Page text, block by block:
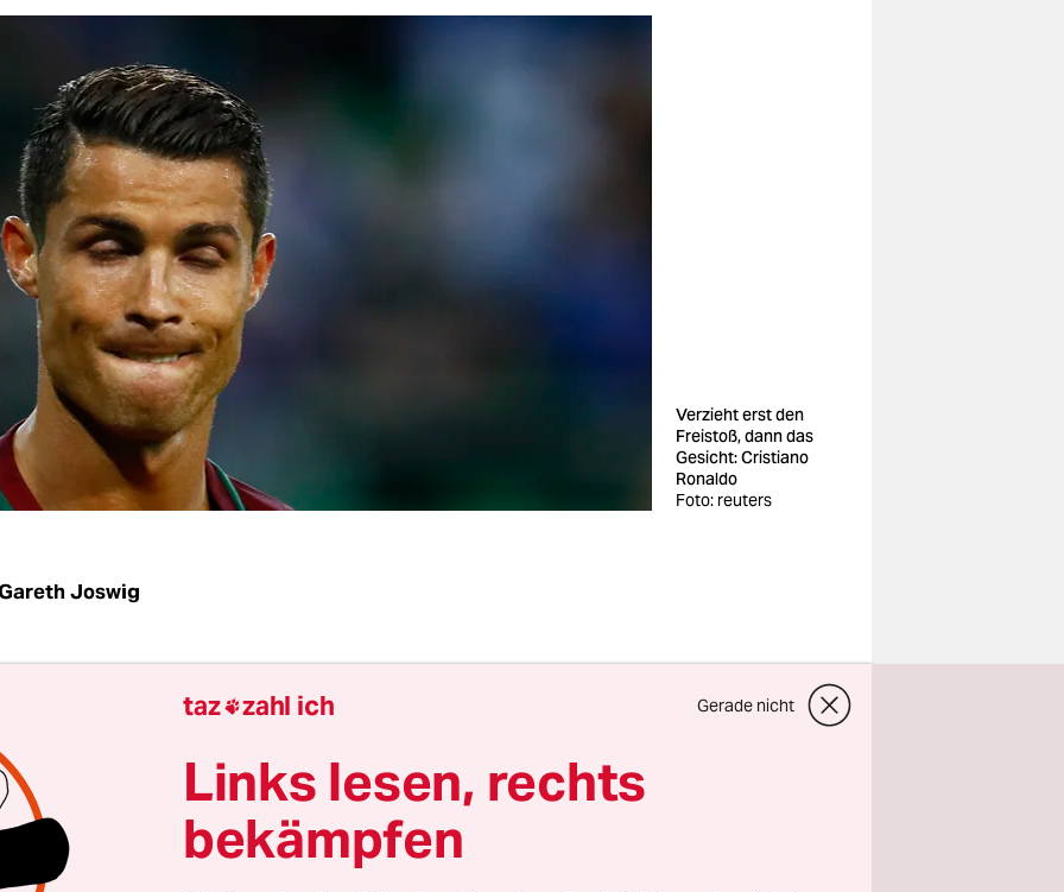
Verzieht erst den
Freistoß, dann das
Gesicht: Cristiano
Ronaldo
Foto: reuters
Joswig
Wenn nach der EM-Vorrunde nur acht
ausscheiden, muss man Portugal wohl zum erweiterten
zählen. Ihr Kader ist, wie immer, einigermaßen gut
Namen klingen ein bisschen nach bilingualer Prenzlauer-
Pepe, Rafa, Cedric) und ein bisschen nach Geld, vielviel
Ronaldo). Anstatt wie gewohnt an dieser Stelle von
taz zahl ich Gerade nicht
Links lesen, rechts
bekämpfen